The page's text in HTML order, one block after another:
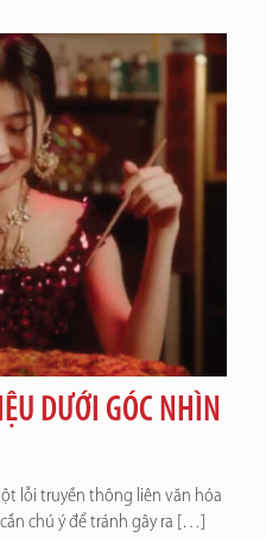
DƯỚI GÓC NHÌN
lỗi truyền thông liên văn hóa
chú ý để tránh gây ra […]